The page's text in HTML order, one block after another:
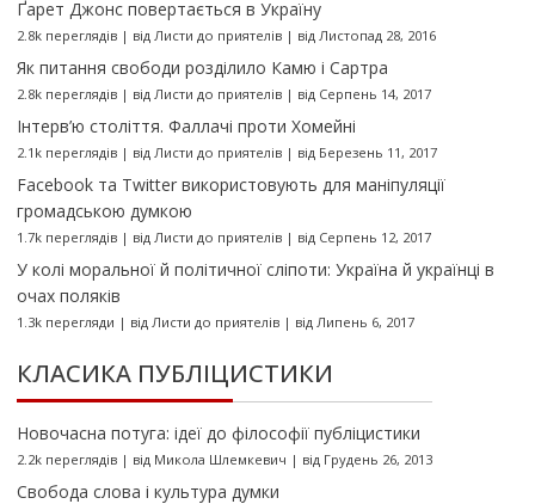
Ґарет Джонс повертається в Україну
2.8k переглядів| від Листи до приятелів| від Листопад 28, 2016
Як питання свободи розділило Камю і Сартра
2.8k переглядів| від Листи до приятелів| від Серпень 14, 2017
Інтерв’ю століття. Фаллачі проти Хомейні
2.1k переглядів| від Листи до приятелів| від Березень 11, 2017
Facebook та Twitter використовують для маніпуляції
громадською думкою
1.7k переглядів| від Листи до приятелів| від Серпень 12, 2017
У колі моральної й політичної сліпоти: Україна й українці в
очах поляків
1.3k перегляди | від Листи до приятелів| від Липень 6, 2017
КЛАСИКА ПУБЛІЦИСТИКИ
Новочасна потуга: ідеї до філософії публіцистики
2.2k переглядів| від Микола Шлемкевич | від Грудень 26, 2013
Свобода слова і культура думки